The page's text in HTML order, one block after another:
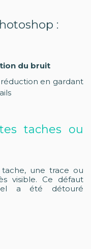
:
du bruit
en gardant
taches ou
une trace ou
visible. Ce défaut
a été détouré